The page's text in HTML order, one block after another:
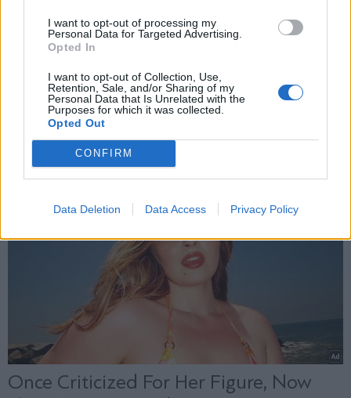
I want to opt-out of processing my
Personal Data for Targeted Advertising.
Opted In
I want to opt-out of Collection, Use,
Retention, Sale, and/or Sharing of my
Personal Data that Is Unrelated with the
Purposes for which it was collected.
Opted Out
CONFIRM
Data Deletion Data Access Privacy Policy
X